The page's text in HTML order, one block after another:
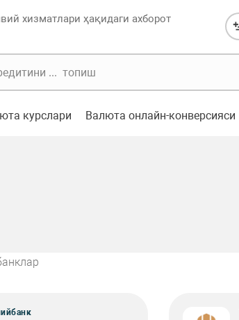
хизматлари ҳақидаги ахборот
курслари Валюта онлайн-конверсияси